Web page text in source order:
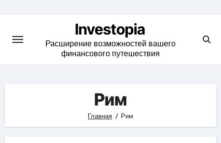
content
Investopia
Расширение возможностей вашего
финансового путешествия
Рим
Главная Рим